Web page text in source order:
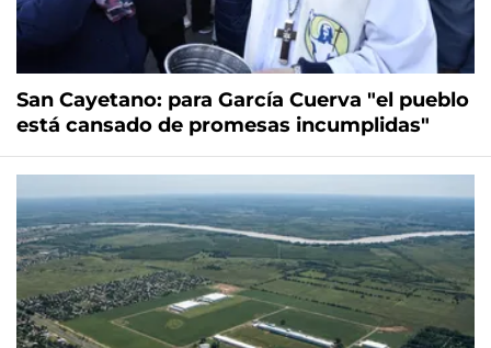
San Cayetano: para García Cuerva "el pueblo
está cansado de promesas incumplidas"